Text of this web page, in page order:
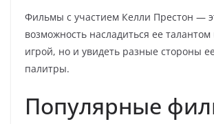
Фильмы с участием Келли Престон —
возможность насладиться ее
игрой, но и увидеть разные стороны
палитры.
Популярные